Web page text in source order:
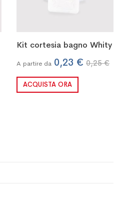
Kit cortesia bagno Whity
A partire da 0,23 € 0,25 €
ACQUISTA ORA